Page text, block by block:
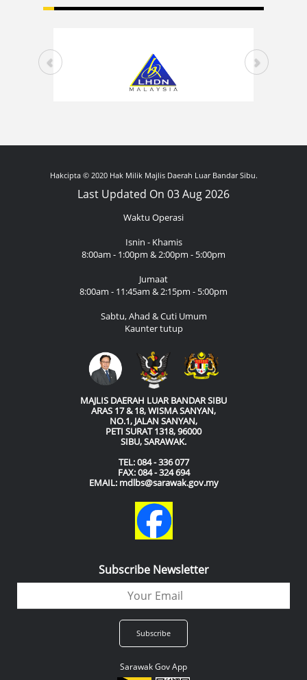
Hakcipta © 2020 Hak Milik Majlis Daerah Luar Bandar Sibu.
Last Updated On 03 Aug 2026
Waktu Operasi
Isnin - Khamis
8:00am - 1:00pm & 2:00pm - 5:00pm
Jumaat
8:00am - 11:45am & 2:15pm - 5:00pm
Sabtu, Ahad & Cuti Umum
Kaunter tutup
MAJLIS DAERAH LUAR BANDAR SIBU
ARAS 17 & 18, WISMA SANYAN,
NO.1, JALAN SANYAN,
PETI SURAT 1318, 96000
SIBU, SARAWAK.
TEL: 084 - 336 077
FAX: 084 - 324 694
EMAIL: mdlbs@sarawak.gov.my
Subscribe Newsletter
Sarawak Gov App